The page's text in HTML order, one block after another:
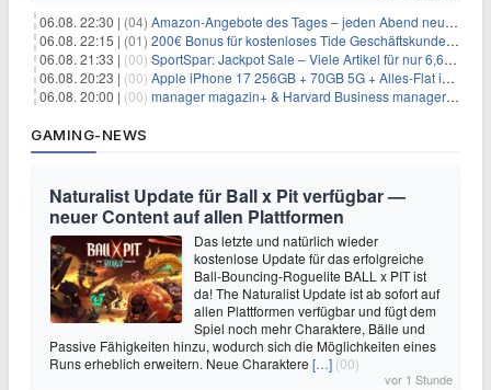
06.08. 22:30 | (04) Amazon-Angebote des Tages – jeden Abend neue Deals zum Stöbern
06.08. 22:15 | (01) 200€ Bonus für kostenloses Tide Geschäftskundenkonto
06.08. 21:33 | (00) SportSpar: Jackpot Sale – Viele Artikel für nur 6,66€ – nur 48 Stunden
06.08. 20:23 | (00) Apple iPhone 17 256GB + 70GB 5G + Alles-Flat im Vodafone-Netz für 34,99€/Monat – eff. 4,65€/Monat
06.08. 20:00 | (00) manager magazin+ & Harvard Business manager+ Digital-Kombi-Abo 1 Monat kostenlos
GAMING-NEWS
Naturalist Update für Ball x Pit verfügbar —
neuer Content auf allen Plattformen
Das letzte und natürlich wieder
kostenlose Update für das erfolgreiche
Ball-Bouncing-Roguelite BALL x PIT ist
da! The Naturalist Update ist ab sofort auf
allen Plattformen verfügbar und fügt dem
Spiel noch mehr Charaktere, Bälle und
Passive Fähigkeiten hinzu, wodurch sich die Möglichkeiten eines
Runs erheblich erweitern. Neue Charaktere […] (00)
vor 1 Stunde